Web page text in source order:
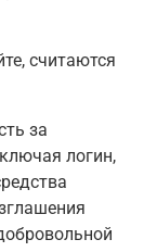
считаются
за
логин,